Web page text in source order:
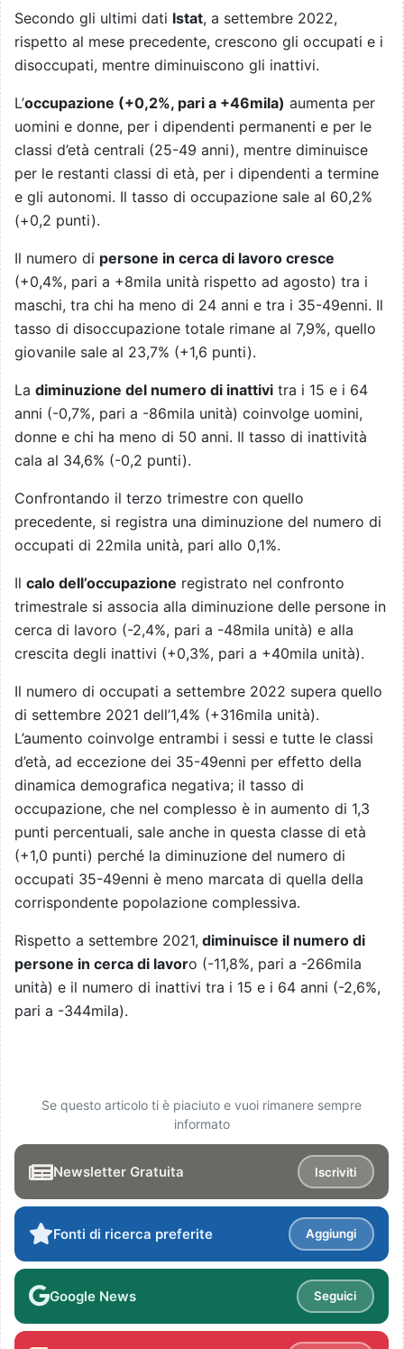
Secondo gli ultimi dati Istat, a settembre 2022,
rispetto al mese precedente, crescono gli occupati e i
disoccupati, mentre diminuiscono gli inattivi.
L’occupazione (+0,2%, pari a +46mila) aumenta per
uomini e donne, per i dipendenti permanenti e per le
classi d’età centrali (25-49 anni), mentre diminuisce
per le restanti classi di età, per i dipendenti a termine
e gli autonomi. Il tasso di occupazione sale al 60,2%
(+0,2 punti).
Il numero di persone in cerca di lavoro cresce
(+0,4%, pari a +8mila unità rispetto ad agosto) tra i
maschi, tra chi ha meno di 24 anni e tra i 35-49enni. Il
tasso di disoccupazione totale rimane al 7,9%, quello
giovanile sale al 23,7% (+1,6 punti).
La diminuzione del numero di inattivi tra i 15 e i 64
anni (-0,7%, pari a -86mila unità) coinvolge uomini,
donne e chi ha meno di 50 anni. Il tasso di inattività
cala al 34,6% (-0,2 punti).
Confrontando il terzo trimestre con quello
precedente, si registra una diminuzione del numero di
occupati di 22mila unità, pari allo 0,1%.
Il calo dell’occupazione registrato nel confronto
trimestrale si associa alla diminuzione delle persone in
cerca di lavoro (-2,4%, pari a -48mila unità) e alla
crescita degli inattivi (+0,3%, pari a +40mila unità).
Il numero di occupati a settembre 2022 supera quello
di settembre 2021 dell’1,4% (+316mila unità).
L’aumento coinvolge entrambi i sessi e tutte le classi
d’età, ad eccezione dei 35-49enni per effetto della
dinamica demografica negativa; il tasso di
occupazione, che nel complesso è in aumento di 1,3
punti percentuali, sale anche in questa classe di età
(+1,0 punti) perché la diminuzione del numero di
occupati 35-49enni è meno marcata di quella della
corrispondente popolazione complessiva.
Rispetto a settembre 2021, diminuisce il numero di
persone in cerca di lavoro (-11,8%, pari a -266mila
unità) e il numero di inattivi tra i 15 e i 64 anni (-2,6%,
pari a -344mila).
Se questo articolo ti è piaciuto e vuoi rimanere sempre
informato
Newsletter Gratuita Iscriviti
Fonti di ricerca preferite Aggiungi
Google News Seguici